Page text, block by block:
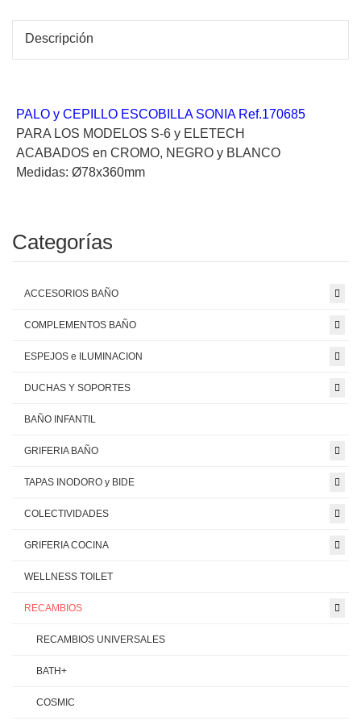
Descripción
PALO y CEPILLO ESCOBILLA SONIA Ref.170685
PARA LOS MODELOS S-6 y ELETECH
ACABADOS en CROMO, NEGRO y BLANCO
Medidas: Ø78x360mm
Categorías
ACCESORIOS BAÑO
COMPLEMENTOS BAÑO
ESPEJOS e ILUMINACION
DUCHAS Y SOPORTES
BAÑO INFANTIL
GRIFERIA BAÑO
TAPAS INODORO y BIDE
COLECTIVIDADES
GRIFERIA COCINA
WELLNESS TOILET
RECAMBIOS
RECAMBIOS UNIVERSALES
BATH+
COSMIC